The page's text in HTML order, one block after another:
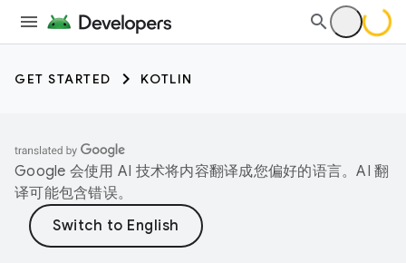
GET STARTED KOTLIN
Google 会使用 AI 技术将内容翻译成您偏好的语言。AI 翻
译可能包含错误。